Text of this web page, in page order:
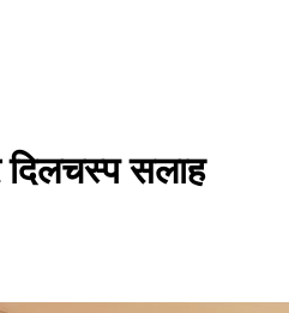
दिलचस्प सलाह